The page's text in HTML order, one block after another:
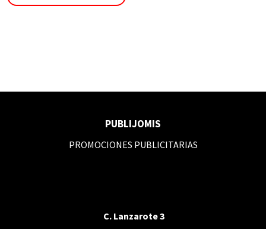
PUBLIJOMIS
PROMOCIONES PUBLICITARIAS
C. Lanzarote 3